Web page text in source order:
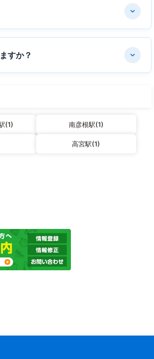
すか？
(1) 南彦根駅(1)
高宮駅(1)